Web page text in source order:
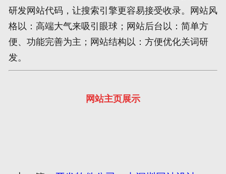
XML地图
研发网站代码，让搜索引擎更容易接受收录。网站风
格以：高端大气来吸引眼球；网站后台以：简单方
便、功能完善为主；网站结构以：方便优化关词研
发。
网站主页展示